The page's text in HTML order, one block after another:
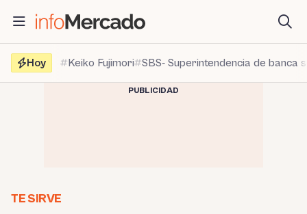
contenido
Hoy
Keiko Fujimori SBS- Superintendencia de banca
PUBLICIDAD
TE SIRVE